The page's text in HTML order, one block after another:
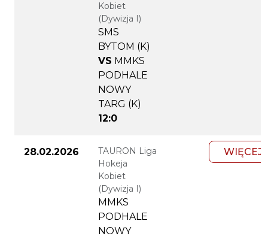
Kobiet
(Dywizja I)
SMS
BYTOM (K)
VS MMKS
PODHALE
NOWY
TARG (K)
12:0
28.02.2026
TAURON Liga
Hokeja
Kobiet
(Dywizja I)
MMKS
PODHALE
NOWY
WIĘCEJ